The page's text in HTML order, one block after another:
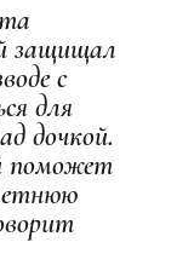
защищал
с
для
дочкой.
поможет